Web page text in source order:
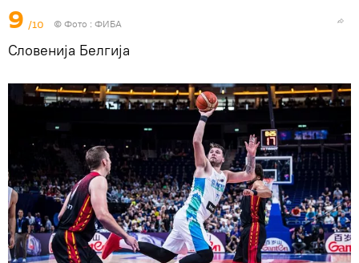
9 /10 © Фото : ФИБА
Словенија Белгија